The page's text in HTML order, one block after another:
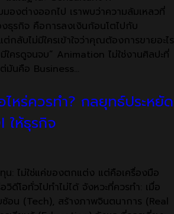
องต่างออกไป เราพบว่าความล้มเหลวที่
ธุรกิจ คือการลงเงินก้อนโตไปกับ
ลับไม่มีใครเข้าใจว่าคุณต้องการขายอะไร
ใครดูจนจบ” Animation ไม่ใช่งานศิลปะที่
มันคือ Business…
หร่ควรทำ? กลยุทธ์ประหยัด
ให้ธุรกิจ
: ไม่ใช่แค่ของตกแต่ง แต่คือเครื่องมือ
ดีโอทั่วไปทำไม่ได้ จังหวะที่ควรทำ: เมื่อ
อน (Tech), สร้างภาพจินตนาการ (Real